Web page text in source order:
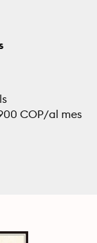
COP/al mes